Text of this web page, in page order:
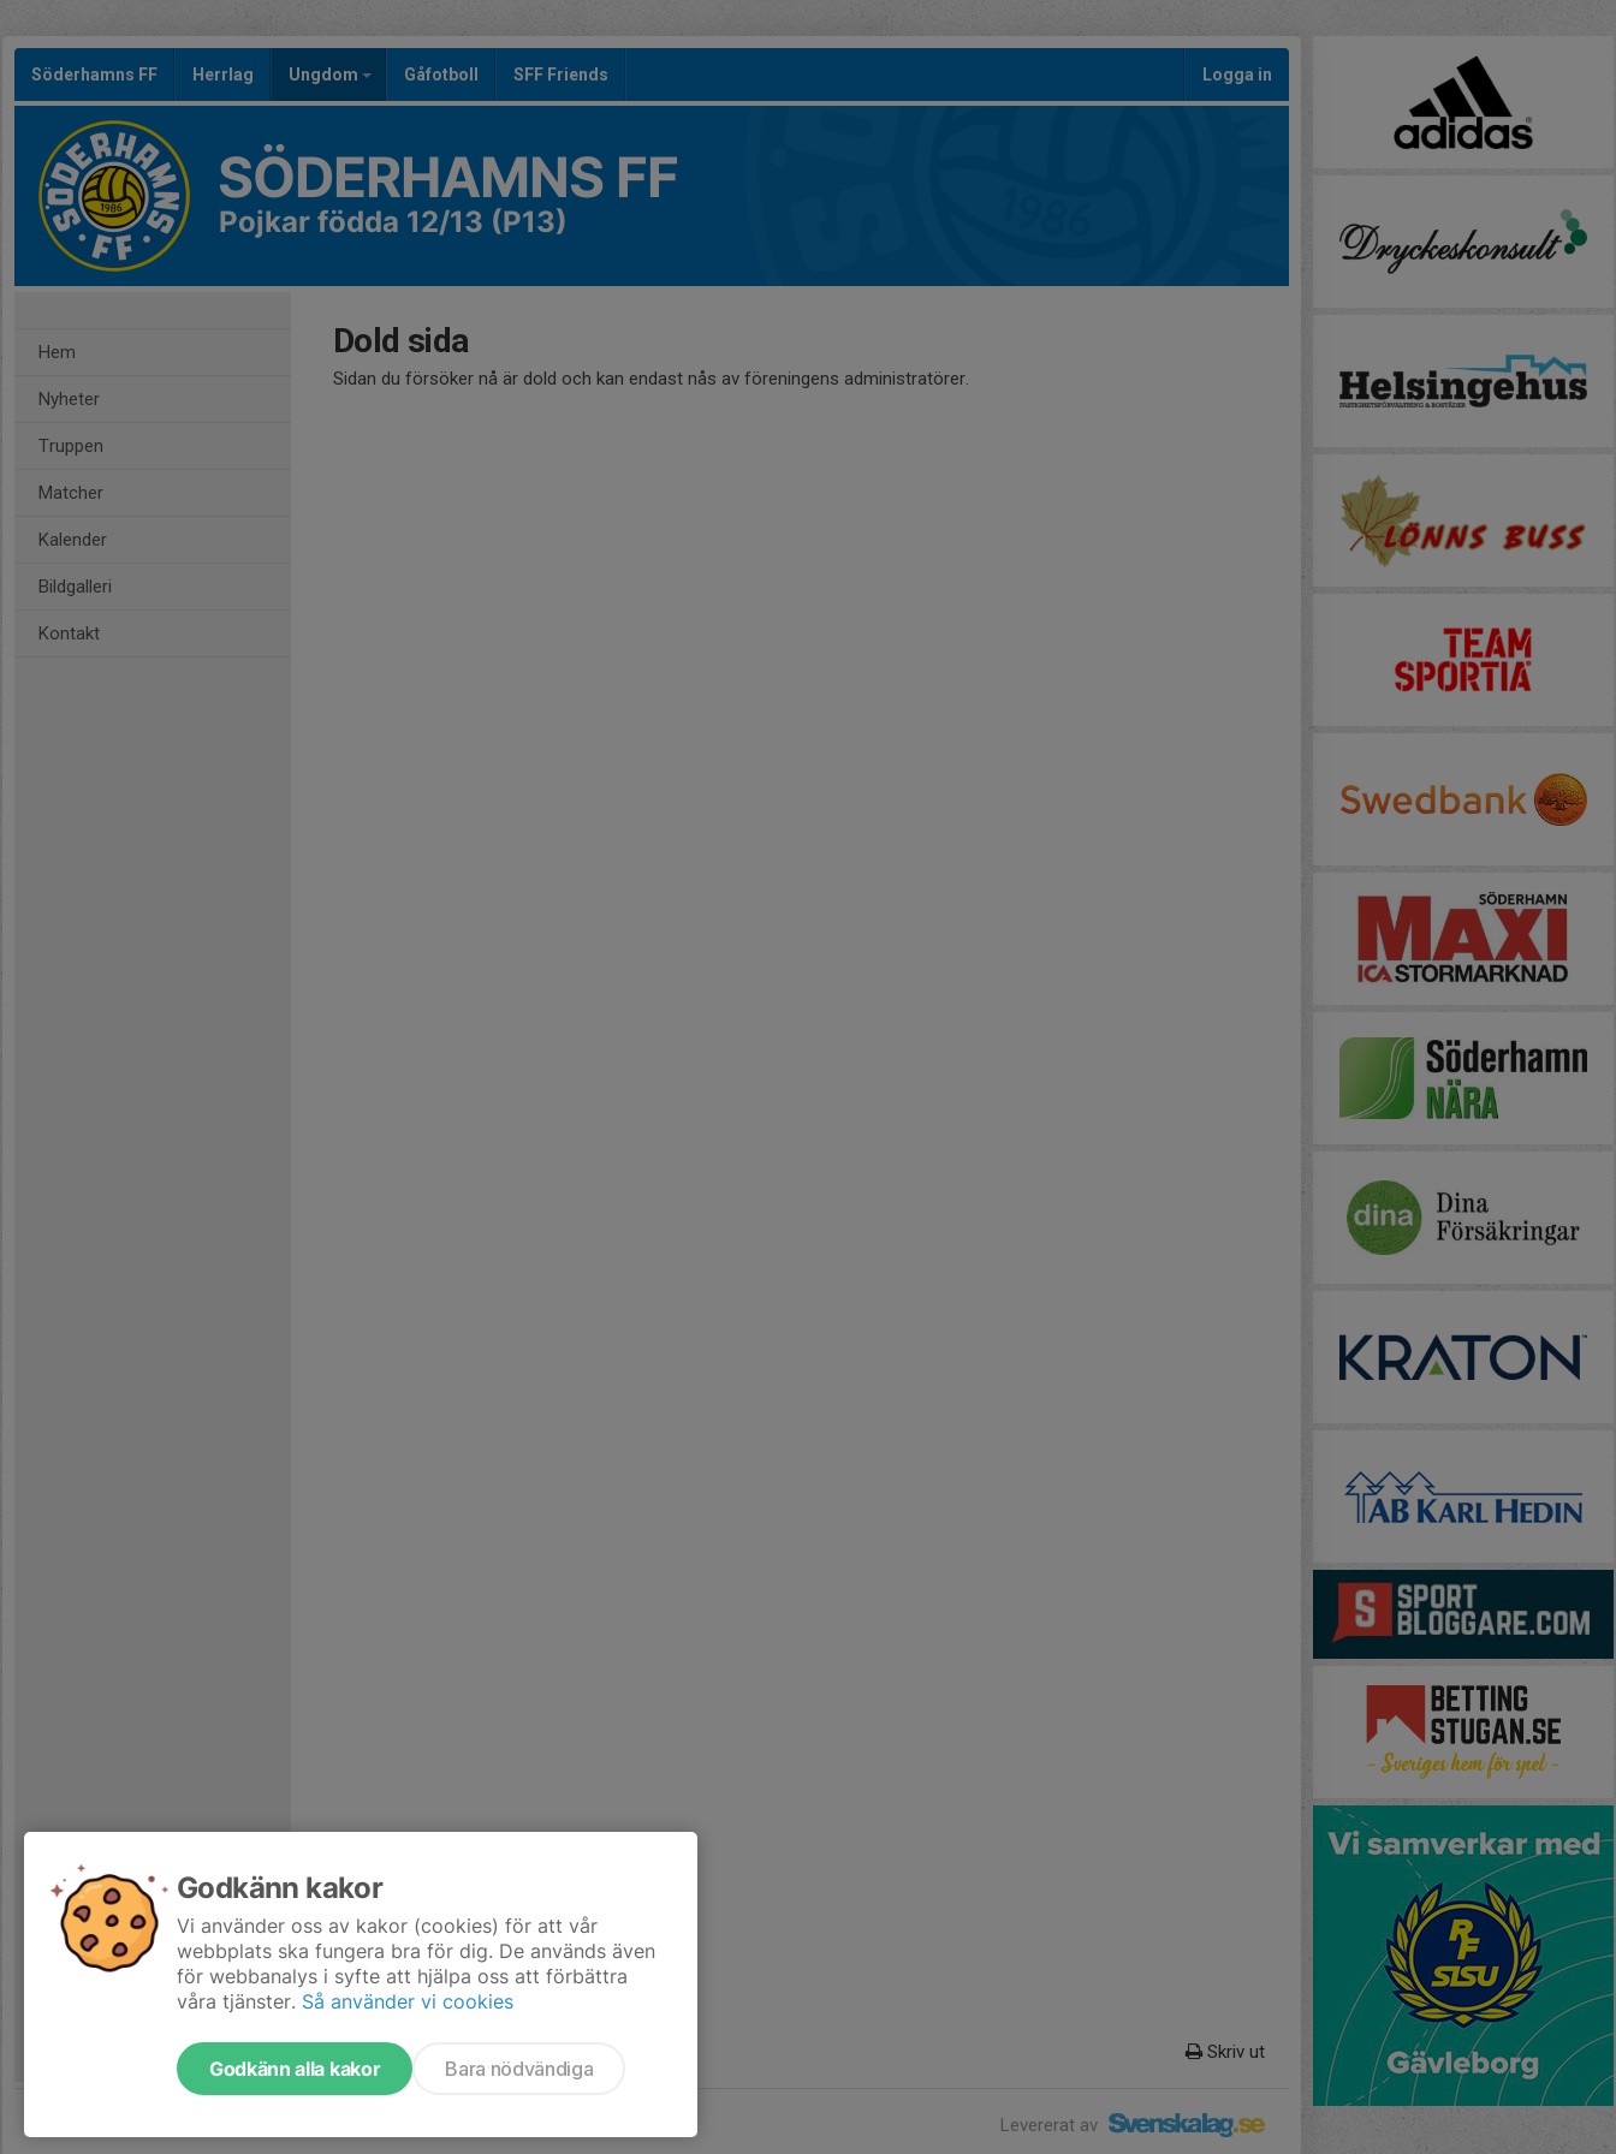
Söderhamns FF Herrlag Ungdom Gåfotboll SFF Friends Logga in
SÖDERHAMNS FF
Pojkar födda 12/13 (P13)
Hem
Nyheter
Truppen
Matcher
Kalender
Bildgalleri
Kontakt
Dold sida
Sidan du försöker nå är dold och kan endast nås av föreningens administratörer.
Skriv ut
Levererat av
Godkänn kakor
Vi använder oss av kakor (cookies) för att vår
webbplats ska fungera bra för dig. De används även
för webbanalys i syfte att hjälpa oss att förbättra
våra tjänster. Så använder vi cookies
Godkänn alla kakor Bara nödvändiga